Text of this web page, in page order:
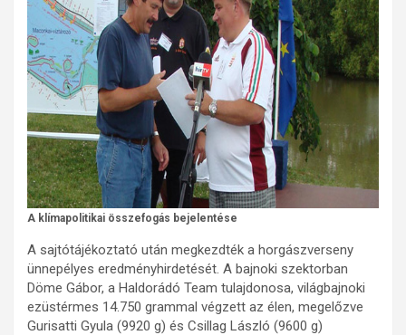
A klímapolitikai összefogás bejelentése
A sajtótájékoztató után megkezdték a horgászverseny
ünnepélyes eredményhirdetését. A bajnoki szektorban
Döme Gábor, a Haldorádó Team tulajdonosa, világbajnoki
ezüstérmes 14.750 grammal végzett az élen, megelőzve
Gurisatti Gyula (9920 g) és Csillag László (9600 g)